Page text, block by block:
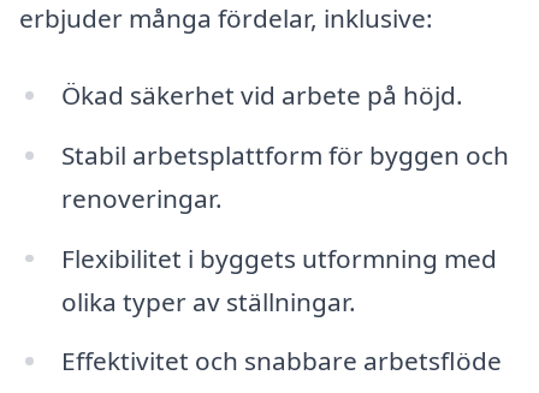
erbjuder många fördelar, inklusive:
Ökad säkerhet vid arbete på höjd.
Stabil arbetsplattform för byggen och
renoveringar.
Flexibilitet i byggets utformning med
olika typer av ställningar.
Effektivitet och snabbare arbetsflöde